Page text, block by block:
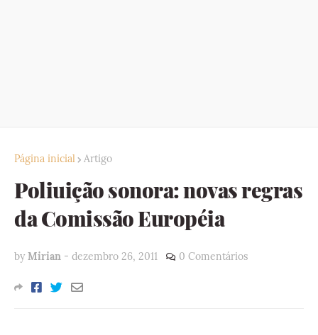
Página inicial Artigo
Poliuição sonora: novas regras
da Comissão Européia
by Mirian - dezembro 26, 2011 0 Comentários